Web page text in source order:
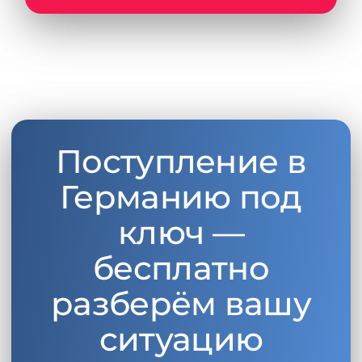
Поступление в
Германию под
ключ —
бесплатно
разберём вашу
ситуацию